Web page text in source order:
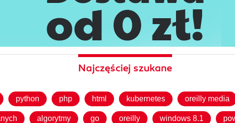
Najczęściej szukane
python php html kubernetes oreilly media
algorytmy go oreilly windows 8.1